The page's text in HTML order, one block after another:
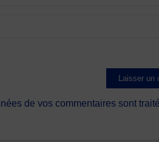
de vos commentaires sont